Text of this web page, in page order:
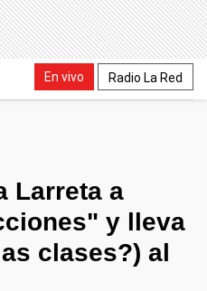
En vivo Radio La Red
Larreta a
y lleva
clases?) al